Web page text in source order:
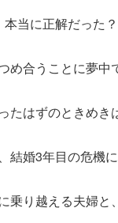
本当に正解だった
め合うことに夢中
たはずのときめき
結婚3年目の危機
乗り越える夫婦